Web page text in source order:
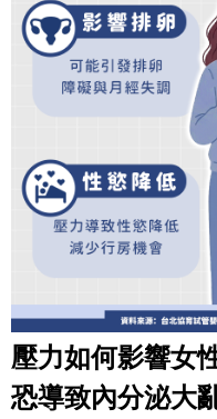
壓力如何影響女
恐導致內分泌大